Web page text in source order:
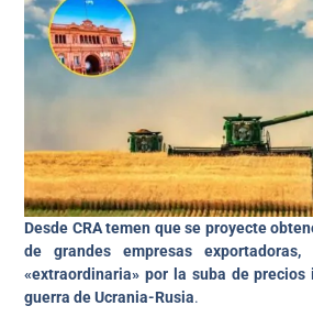
Desde CRA temen que se proyecte
de grandes empresas
«extraordinaria» por la suba de
guerra de Ucrania-Rusia.